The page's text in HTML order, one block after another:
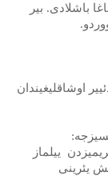
باشلادی. بیر
اوشاقلیغیندان
ییلماز
یئرینی